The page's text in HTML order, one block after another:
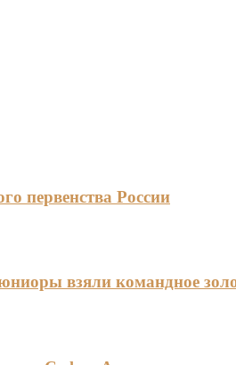
первенства России
взяли командное